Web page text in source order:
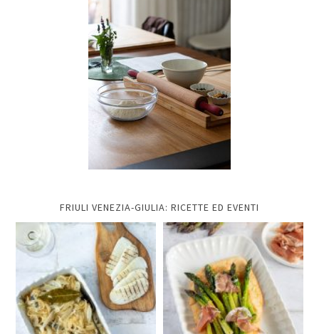
FRIULI VENEZIA-GIULIA: RICETTE ED EVENTI